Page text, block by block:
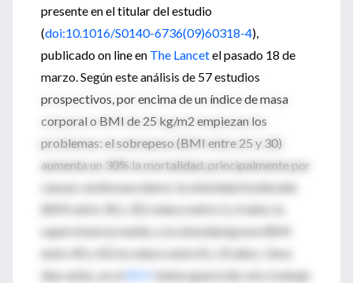
presente en el titular del estudio
(doi:10.1016/S0140-6736(09)60318-4),
publicado on line en The Lancetel pasado 18 de
marzo. Según este análisis de 57 estudios
prospectivos, por encima de un índice de masa
corporal o BMI de 25 kg/m2 empiezan los
problemas: el sobrepeso (BMI entre 25 y 30)
aumenta un 30% la mortalidad, principalmente por
causas cardiovasculares; la obesidad moderada
(BMI entre 30 y 35) reduce entre 2 y 4 años la
supervivencia media; y la obesidad grave (BMI
entre 40 y 45) la reduce entre 8 y 10 años. Unos
días antes, en el
BMJ
había aparecido otro trabajo